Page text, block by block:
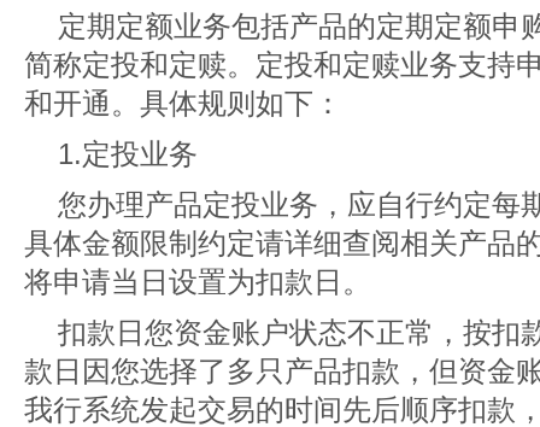
定期定额业务包括产品的定期定额申
简称定投和定赎。定投和定赎业务支持
和开通。具体规则如下：
1.定投业务
您办理产品定投业务，应自行约定每
具体金额限制约定请详细查阅相关产品
将申请当日设置为扣款日。
扣款日您资金账户状态不正常，按扣
款日因您选择了多只产品扣款，但资金
我行系统发起交易的时间先后顺序扣款